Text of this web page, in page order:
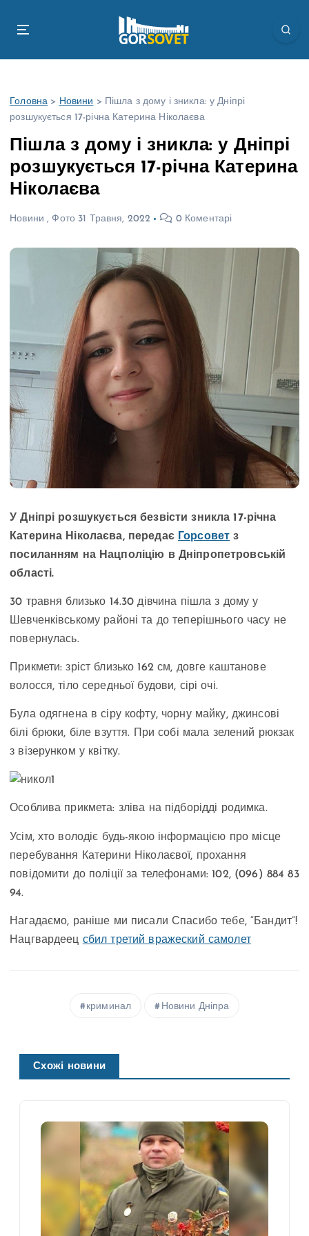
Головна > Новини >
Пішла з дому і зникла: у Дніпрі
розшукується 17-річна Катерина Ніколаєва
Пішла з дому і зникла: у Дніпрі
розшукується 17-річна Катерина
Ніколаєва
Новини , Фото 31 Травня, 2022 0 Коментарі
У Дніпрі розшукується безвісти зникла 17-річна
Катерина Ніколаєва, передає Горсовет з
посиланням на Нацполіцію в Дніпропетровській
області.
30 травня близько 14.30 дівчина пішла з дому у
Шевченківському районі та до теперішнього часу не
повернулась.
Прикмети: зріст близько 162 см, довге каштанове
волосся, тіло середньої будови, сірі очі.
Була одягнена в сіру кофту, чорну майку, джинсові
білі брюки, біле взуття. При собі мала зелений рюкзак
з візерунком у квітку.
Особлива прикмета: зліва на підборідді родимка.
Усім, хто володіє будь-якою інформацією про місце
перебування Катерини Ніколаєвої, прохання
повідомити до поліції за телефонами: 102, (096) 884 83
94.
Нагадаємо, раніше ми писали Спасибо тебе, “Бандит”!
Нацгвардеец сбил третий вражеский самолет
криминал Новини Дніпра
Схожі новини